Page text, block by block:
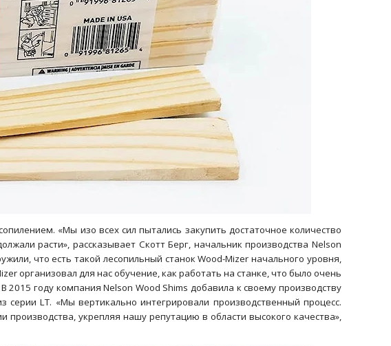
«Мы изо всех сил пытались закупить достаточное количество
расти», рассказывает Скотт Берг, начальник производства Nelson
что есть такой лесопильный станок Wood-Mizer начального уровня,
организовал для нас обучение, как работать на станке, что было очень
году компания Nelson Wood Shims добавила к своему производству
LT. «Мы вертикально интегрировали производственный процесс.
укрепляя нашу репутацию в области высокого качества»,